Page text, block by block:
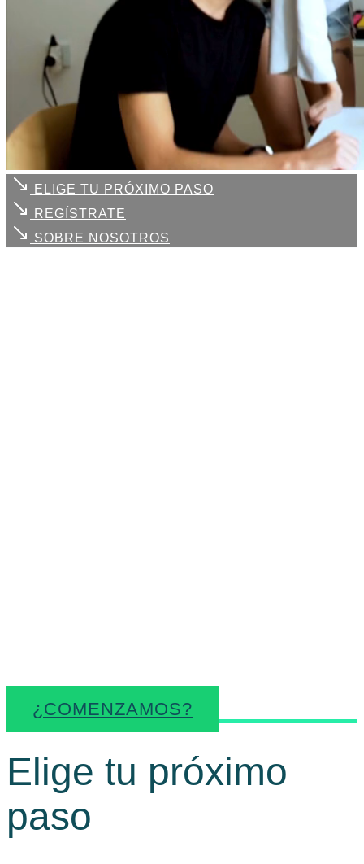
ELIGE TU PRÓXIMO PASO
REGÍSTRATE
SOBRE NOSOTROS
¿COMENZAMOS?
Elige tu próximo
paso